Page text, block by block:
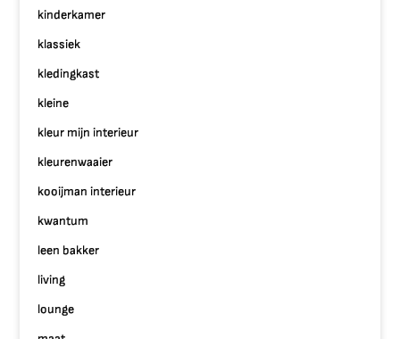
kinderkamer
klassiek
kledingkast
kleine
kleur mijn interieur
kleurenwaaier
kooijman interieur
kwantum
leen bakker
living
lounge